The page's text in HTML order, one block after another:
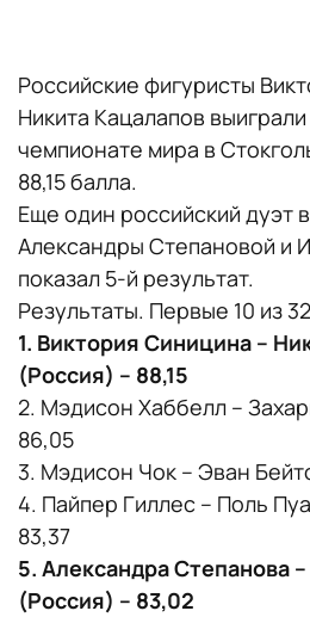
Российские фигуристы
Никита Кацалапов
чемпионате мира в
88,15 балла.
Еще один российский дуэт
Александры Степановой и
показал 5-й результат.
Результаты. Первые 10 из
1. Виктория Синицина –
(Россия) – 88,15
2. Мэдисон Хаббелл –
86,05
3. Мэдисон Чок – Эван
4. Пайпер Гиллес – Поль
83,37
5. Александра Степанова
(Россия) – 83,02